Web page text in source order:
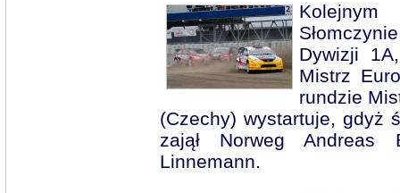
Dywizji
Mistrz
rundzie
(Czechy) wystartuje, gdyż
zajął Norweg
Linnemann.